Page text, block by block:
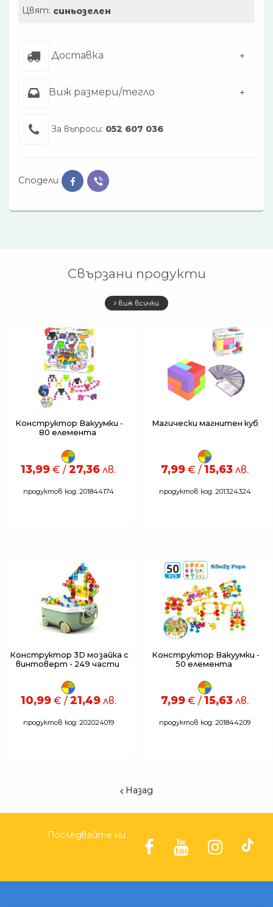
Цвят: синьозелен
Доставка
Виж размери/тегло
За въпроси: 052 607 036
Сподели
Свързани продукти
виж всички
Конструктор Вакуумки -
80 елемента
13,99 € / 27,36 лв.
продуктов код: 201844174
Магически магнитен куб
7,99 € / 15,63 лв.
продуктов код: 201324324
Конструктор 3D мозайка с
винтоверт - 249 части
10,99€ / 21,49лв.
продуктов код: 202024019
Конструктор Вакуумки -
50 елемента
7,99 € / 15,63 лв.
продуктов код: 201844209
Назад
Последвайте ни